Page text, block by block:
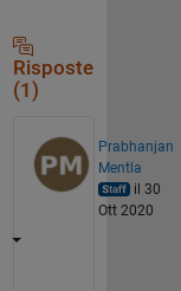
Risposte
(1)
Prabhanjan
Mentla
il 30
Ott 2020